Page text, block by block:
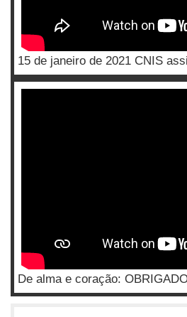
15 de janeiro de 2021 CNIS
De alma e coração: